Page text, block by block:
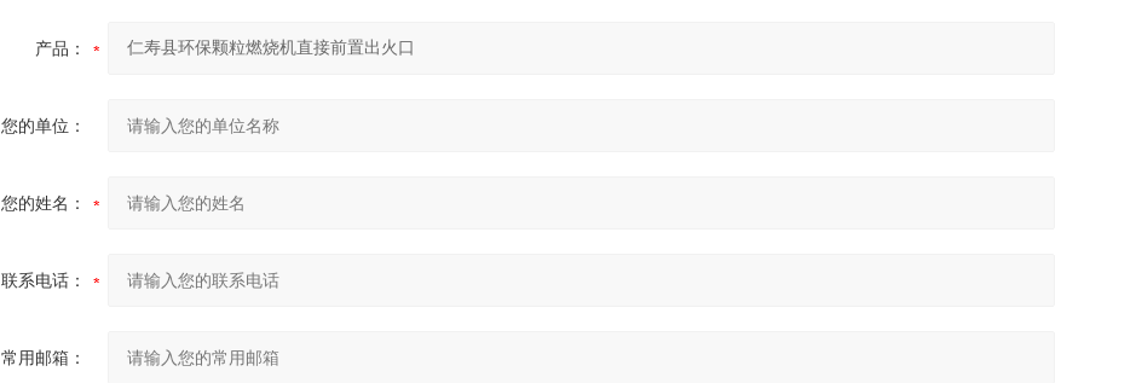
产品：
您的单位：
您的姓名：
联系电话：
常用邮箱：